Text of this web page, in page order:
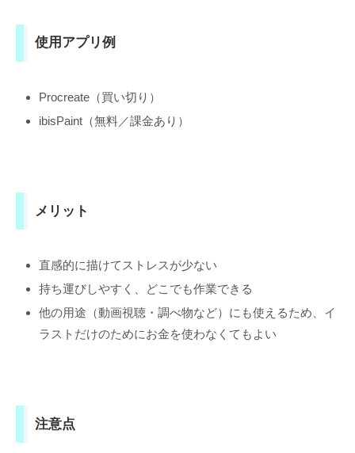
使用アプリ例
Procreate（買い切り）
ibisPaint（無料／課金あり）
メリット
直感的に描けてストレスが少ない
持ち運びしやすく、どこでも作業できる
他の用途（動画視聴・調べ物など）にも使えるため、イ
ラストだけのためにお金を使わなくてもよい
注意点